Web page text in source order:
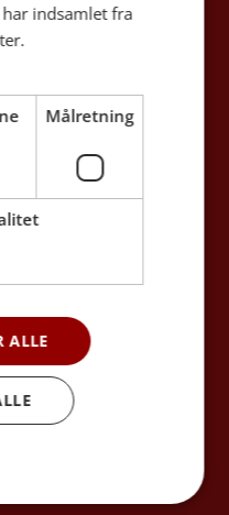
indsamlet fra
Målretning
ALLE